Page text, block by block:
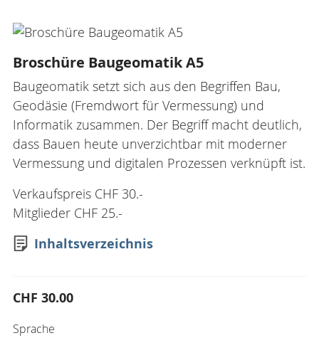
Broschüre Baugeomatik A5
Baugeomatik setzt sich aus den Begriffen Bau,
Geodäsie (Fremdwort für Vermessung) und
Informatik zusammen. Der Begriff macht deutlich,
dass Bauen heute unverzichtbar mit moderner
Vermessung und digitalen Prozessen verknüpft ist.
Verkaufspreis CHF 30.-
Mitglieder CHF 25.-
Inhaltsverzeichnis
CHF 30.00
Sprache